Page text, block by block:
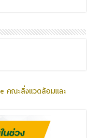
คณะสิ่งแวดล้อมและ